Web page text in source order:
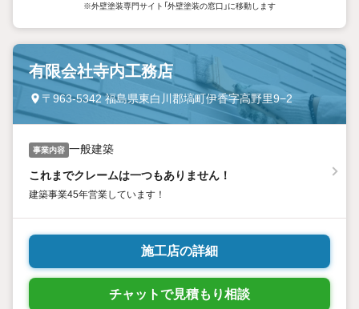
※外壁塗装専門サイト「外壁塗装の窓口」に移動します
有限会社寺内工務店
〒963-5342 福島県東白川郡塙町伊香字高野里9−2
事業内容 一般建築
これまでクレームは一つもありません！
建築事業45年営業しています！
施工店の詳細
チャットで見積もり相談